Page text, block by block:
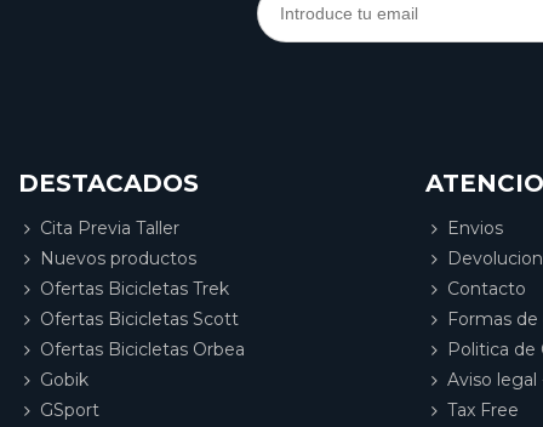
DESTACADOS
Cita Previa Taller
Nuevos productos
Ofertas Bicicletas Trek
Ofertas Bicicletas Scott
Ofertas Bicicletas Orbea
Gobik
GSport
Envios
Contacto
Formas
Politica de
Aviso legal
Tax Free